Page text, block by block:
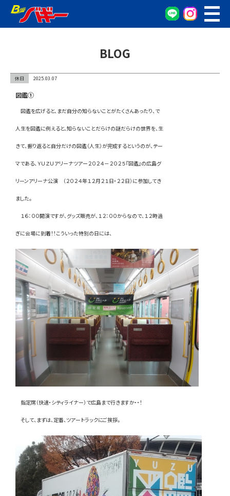
WEB予約
無料査定窓口
車両検索
車検/整備
グーネット在庫確認
会社概要
お問い合わせ
LINE
Instagram
BLOG
休日 2025.03.07
図鑑①
図鑑を広げると、まだ自分の知らないことがたくさんあったり、で
人生を図鑑に例えると、知らないことだらけの謎だらけの世界を、生
きて、振り返ると自分だけの図鑑（人生）が完成するというのが、テー
マである、ＹＵＺＵアリーナツアー２０２４－２０２５『図鑑』の広島グ
リーンアリーナ公演 （２０２４年１２月２１日・２２日）に参加してき
ました。
１６：００開演ですが、グッズ販売が、１２：００からなので、１２時過
ぎに会場に到着！！こういった特別の日には、
指定席（快速・シティライナー）で広島まで行きますか・・！
そして、まずは、定番、ツアートラックにご挨拶。